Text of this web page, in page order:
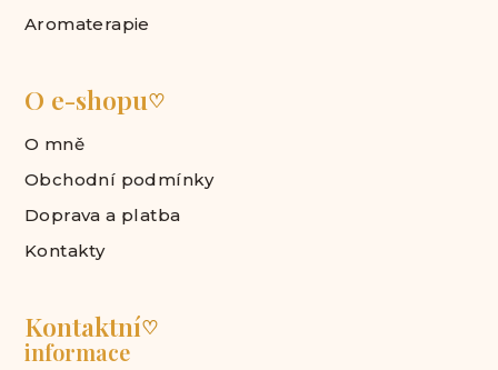
Aromaterapie
O e-shopu♡
O mně
Obchodní podmínky
Doprava a platba
Kontakty
Kontaktní♡
informace